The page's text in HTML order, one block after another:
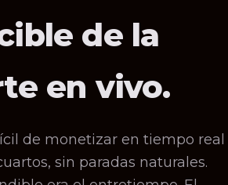
de la
en vivo.
de monetizar en tiempo real
sin paradas naturales.